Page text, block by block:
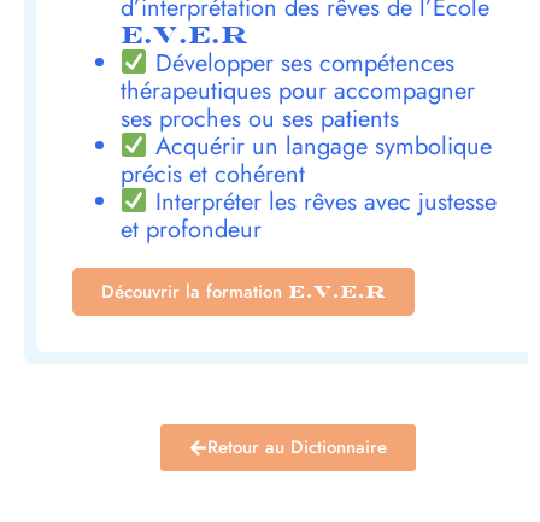
d’interprétation des rêves de l’École
E.V.E.R
Développer ses compétences
thérapeutiques pour accompagner
ses proches ou ses patients
Acquérir un langage symbolique
précis et cohérent
Interpréter les rêves avec justesse
et profondeur
Découvrir la formation E.V.E.R
Retour au Dictionnaire